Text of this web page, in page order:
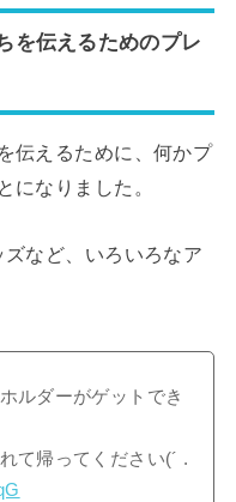
を伝えるためのプレ
伝えるために、何かプ
になりました。
など、いろいろなア
ルダーがゲットでき
て帰ってください(´ .